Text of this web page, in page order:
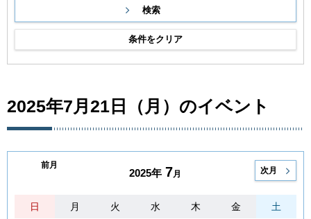
条件をクリア
2025年7月21日（月）のイベント
前月
2025年 7月 次月
日 月 火 水 木 金 土